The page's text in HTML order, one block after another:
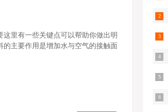
里有一些关键点可以帮助你做出明
主要作用是增加水与空气的接触面